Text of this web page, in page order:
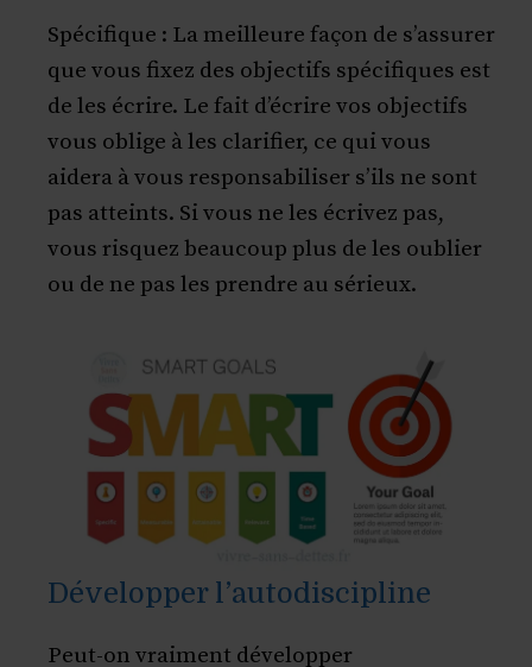
Spécifique : La meilleure façon de s’assurer
que vous fixez des objectifs spécifiques est
de les écrire. Le fait d’écrire vos objectifs
vous oblige à les clarifier, ce qui vous
aidera à vous responsabiliser s’ils ne sont
pas atteints. Si vous ne les écrivez pas,
vous risquez beaucoup plus de les oublier
ou de ne pas les prendre au sérieux.
Développer l’autodiscipline
Peut-on vraiment développer